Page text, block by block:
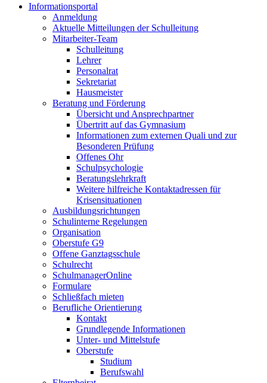
Informationsportal
Anmeldung
Aktuelle Mitteilungen der Schulleitung
Mitarbeiter-Team
Schulleitung
Lehrer
Personalrat
Sekretariat
Hausmeister
Beratung und Förderung
Übersicht und Ansprechpartner
Übertritt auf das Gymnasium
Informationen zum externen Quali und zur
Besonderen Prüfung
Offenes Ohr
Schulpsychologie
Beratungslehrkraft
Weitere hilfreiche Kontaktadressen für
Krisensituationen
Ausbildungsrichtungen
Schulinterne Regelungen
Organisation
Oberstufe G9
Offene Ganztagsschule
Schulrecht
SchulmanagerOnline
Formulare
Schließfach mieten
Berufliche Orientierung
Kontakt
Grundlegende Informationen
Unter- und Mittelstufe
Oberstufe
Studium
Berufswahl